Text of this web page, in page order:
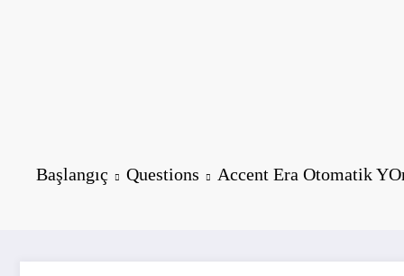
Başlangıç Questions Accent Era Otomatik